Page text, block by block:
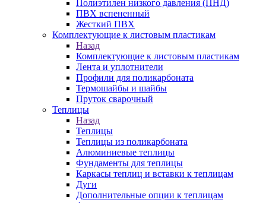
Полиэтилен низкого давления (ПНД)
ПВХ вспененный
Жесткий ПВХ
Комплектующие к листовым пластикам
Назад
Комплектующие к листовым пластикам
Лента и уплотнители
Профили для поликарбоната
Термошайбы и шайбы
Пруток сварочный
Теплицы
Назад
Теплицы
Теплицы из поликарбоната
Алюминиевые теплицы
Фундаменты для теплицы
Каркасы теплиц и вставки к теплицам
Дуги
Дополнительные опции к теплицам